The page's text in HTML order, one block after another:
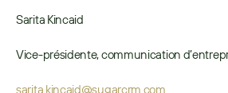
Sarita Kincaid
Vice-présidente, communication
sarita.kincaid@sugarcrm.com